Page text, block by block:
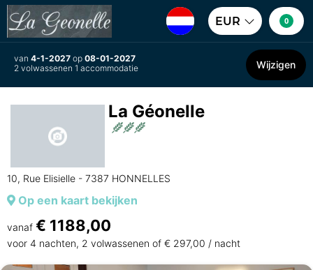
EUR 0
van 4-1-2027 op 08-01-2027
2 volwassenen 1 accommodatie
Wijzigen
La Géonelle
10, Rue Elisielle - 7387 HONNELLES
Op een kaart bekijken
vanaf € 1188,00
voor 4 nachten, 2 volwassenen of € 297,00 / nacht